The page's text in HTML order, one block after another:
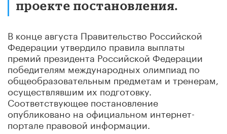
проекте постановления.
В конце августа Правительство Российской
Федерации утвердило правила выплаты
премий президента Российской Федерации
победителям международных олимпиад по
общеобразовательным предметам и тренерам,
осуществлявшим их подготовку.
Соответствующее постановление
опубликовано на официальном интернет-
портале правовой информации.